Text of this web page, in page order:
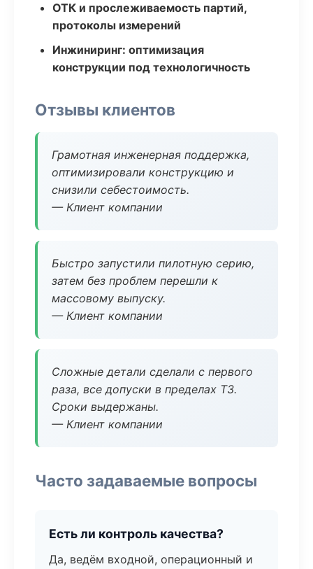
ОТК и прослеживаемость партий,
протоколы измерений
Инжиниринг: оптимизация
конструкции под технологичность
Отзывы клиентов
Грамотная инженерная поддержка,
оптимизировали конструкцию и
снизили себестоимость.
— Клиент компании
Быстро запустили пилотную серию,
затем без проблем перешли к
массовому выпуску.
— Клиент компании
Сложные детали сделали с первого
раза, все допуски в пределах ТЗ.
Сроки выдержаны.
— Клиент компании
Часто задаваемые вопросы
Есть ли контроль качества?
Да, ведём входной, операционный и